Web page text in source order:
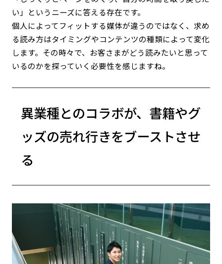
い」というニーズに答える存在です。
個人によってフィットする媒体が違うのではなく、求め
る読み方はタイミングやコンテンツの種類によって変化
します。その時々で、お客さまがどう読みたいと思って
いるのかを探っていく必要性を感じますね。
異業種とのコラボが、書籍やグ
ッズの売れ行きをブーストさせ
る